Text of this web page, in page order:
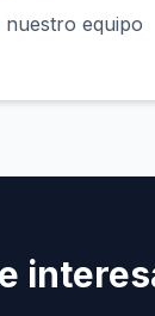
equipo